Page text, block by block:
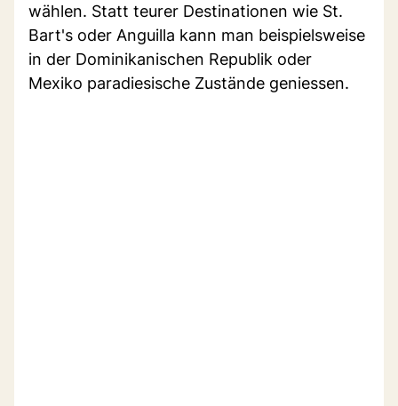
wählen. Statt teurer Destinationen wie St.
Bart's oder Anguilla kann man beispielsweise
in der Dominikanischen Republik oder
Mexiko paradiesische Zustände geniessen.